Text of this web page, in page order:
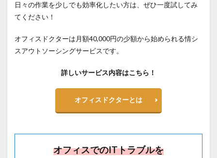
日々の作業を少しでも効率化したい方は、ぜひ一度試してみ
てください！
オフィスドクターは月額40,000円の少額から始められる情シ
スアウトソーシングサービスです。
詳しいサービス内容はこちら！
オフィスドクターとは
オフィスでのITトラブルを